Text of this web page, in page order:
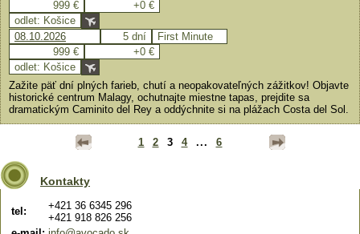
999 €
+0 €
odlet: Košice
08.10.2026
5 dní
First Minute
999 €
+0 €
odlet: Košice
Zažite päť dní plných farieb, chutí a neopakovateľných zážitkov! Objavte
historické centrum Malagy, ochutnajte miestne tapas, prejdite sa
dramatickým Caminito del Rey a oddýchnite si na plážach Costa del Sol.
1 2 3 4... 6
Kontakty
tel:
+421 36 6345 296
+421 918 826 256